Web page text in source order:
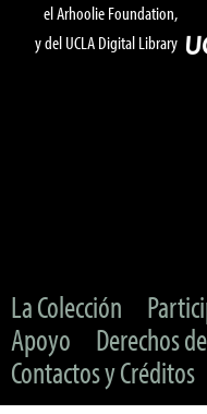
el Arhoolie Foundation,
y del UCLA Digital Library
La Colección
Apoyo
Derechos
Contactos y Créditos